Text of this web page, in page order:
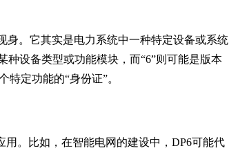
身。它其实是电力系统中一种特定设备或系统
种设备类型或功能模块，而“6”则可能是版本
定功能的“身份证”。
。比如，在智能电网的建设中，DP6可能代